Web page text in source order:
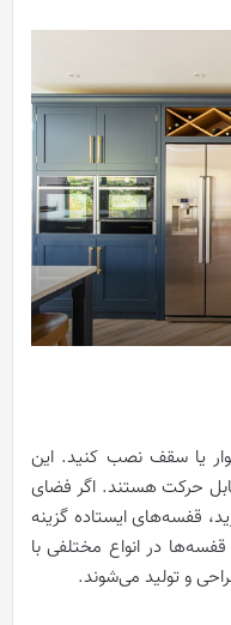
یا سقف نصب کنید. این
حرکت هستند. اگر فضای
قفسه‌های ایستاده گزینه‌
در انواع مختلفی با
و تولید می‌شوند.